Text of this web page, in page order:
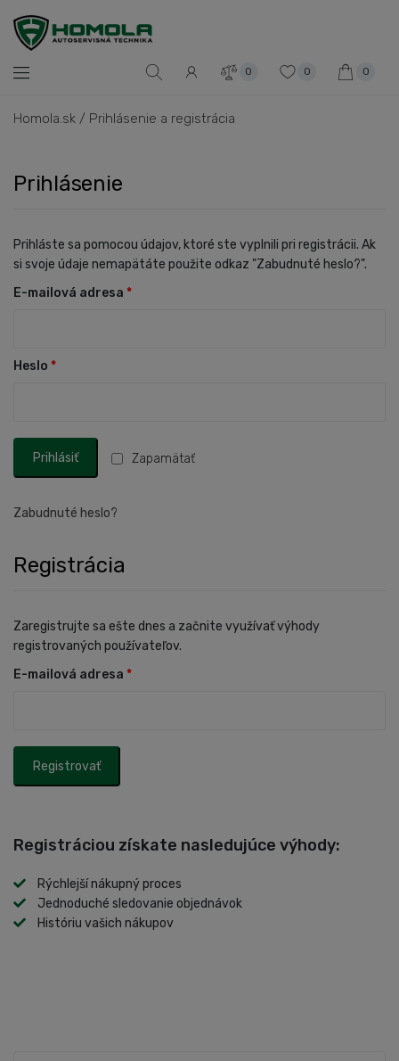
0 0 0
Homola.sk / Prihlásenie a registrácia
Prihlásenie
Prihláste sa pomocou údajov, ktoré ste vyplnili pri registrácii. Ak
si svoje údaje nemapätáte použite odkaz "Zabudnuté heslo?".
E-mailová adresa *
Heslo *
Zapamätať
Zabudnuté heslo?
Registrácia
Zaregistrujte sa ešte dnes a začnite využívať výhody
registrovaných používateľov.
E-mailová adresa *
Registráciou získate nasledujúce výhody:
Rýchlejší nákupný proces
Jednoduché sledovanie objednávok
Históriu vašich nákupov